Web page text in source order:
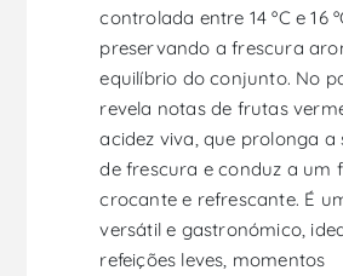
controlada entre 14 ºC e 16
preservando a frescura
equilíbrio do conjunto. No
revela notas de frutas
acidez viva, que prolonga a
de frescura e conduz a um
crocante e refrescante. É
versátil e gastronómico,
refeições leves, momentos